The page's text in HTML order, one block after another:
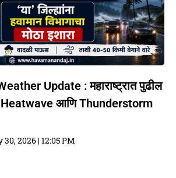
Update : महाराष्ट्रात पुढील
Heatwave आणि Thunderstorm
30, 2026 12:05 PM